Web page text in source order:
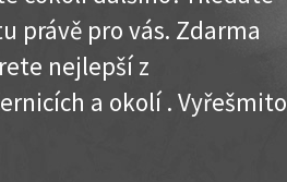
právě pro vás. Zdarma
nejlepší z
a okolí . Vyřešmito